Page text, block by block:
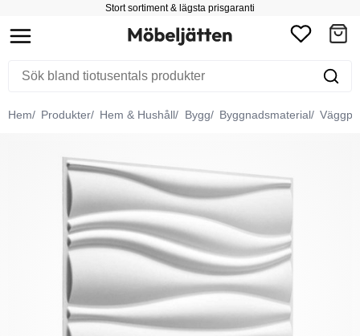
Stort sortiment & lägsta prisgaranti
Hem Produkter Hem & Hushåll Bygg Byggnadsmaterial